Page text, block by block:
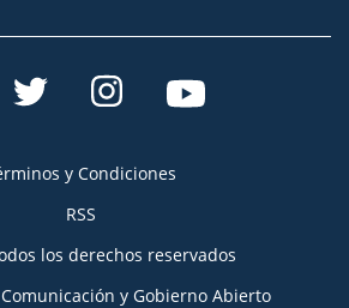
y Condiciones
RSS
los derechos reservados
y Gobierno Abierto